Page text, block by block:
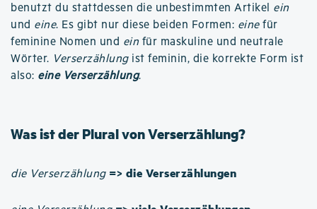
benutzt du stattdessen die unbestimmten Artikel ein
und eine. Es gibt nur diese beiden Formen: einefür
feminine Nomen und ein für maskuline und neutrale
Wörter. Verserzählungist feminin, die korrekte Form ist
also: eine Verserzählung.
Was ist der Plural von Verserzählung?
die Verserzählung => die Verserzählungen